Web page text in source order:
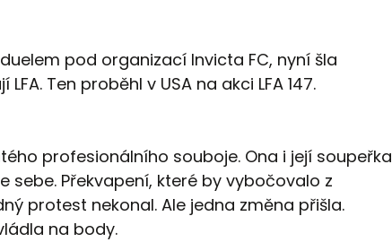
pod organizací Invicta FC, nyní šla
Ten proběhl v USA na akci LFA 147.
profesionálního souboje. Ona i její soupeřka
sebe. Překvapení, které by vybočovalo z
protest nekonal. Ale jedna změna přišla.
na body.